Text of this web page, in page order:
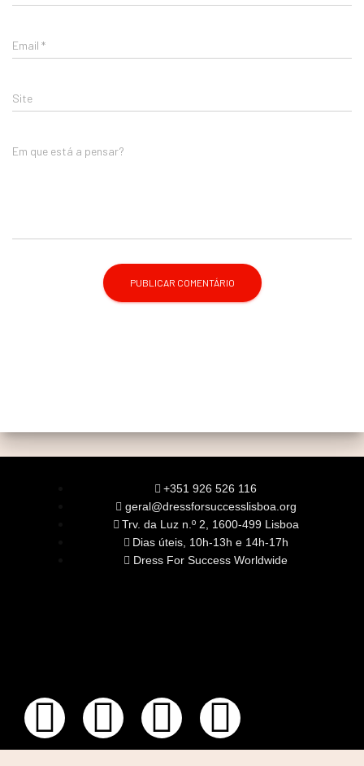
Email *
Site
Em que está a pensar?
+351 926 526 116
geral@dressforsuccesslisboa.org
Trv. da Luz n.º 2, 1600-499 Lisboa
Dias úteis, 10h-13h e 14h-17h
Dress For Success Worldwide